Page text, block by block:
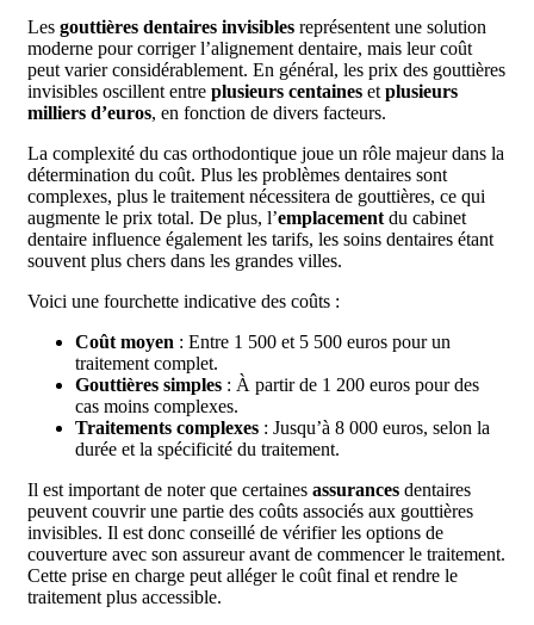
Les gouttières dentaires invisibles représentent une solution
moderne pour corriger l’alignement dentaire, mais leur coût
peut varier considérablement. En général, les prix des gouttières
invisibles oscillent entre plusieurs centaines et plusieurs
milliers d’euros, en fonction de divers facteurs.
La complexité du cas orthodontique joue un rôle majeur dans la
détermination du coût. Plus les problèmes dentaires sont
complexes, plus le traitement nécessitera de gouttières, ce qui
augmente le prix total. De plus, l’emplacement du cabinet
dentaire influence également les tarifs, les soins dentaires étant
souvent plus chers dans les grandes villes.
Voici une fourchette indicative des coûts :
Coût moyen : Entre 1 500 et 5 500 euros pour un
traitement complet.
Gouttières simples : À partir de 1 200 euros pour des
cas moins complexes.
Traitements complexes : Jusqu’à 8 000 euros, selon la
durée et la spécificité du traitement.
Il est important de noter que certaines assurances dentaires
peuvent couvrir une partie des coûts associés aux gouttières
invisibles. Il est donc conseillé de vérifier les options de
couverture avec son assureur avant de commencer le traitement.
Cette prise en charge peut alléger le coût final et rendre le
traitement plus accessible.